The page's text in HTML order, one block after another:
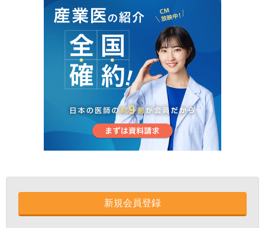
新規会員登録